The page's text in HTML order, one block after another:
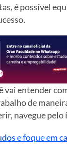
é possível
vai entender
de
navegue pelo
e foque em